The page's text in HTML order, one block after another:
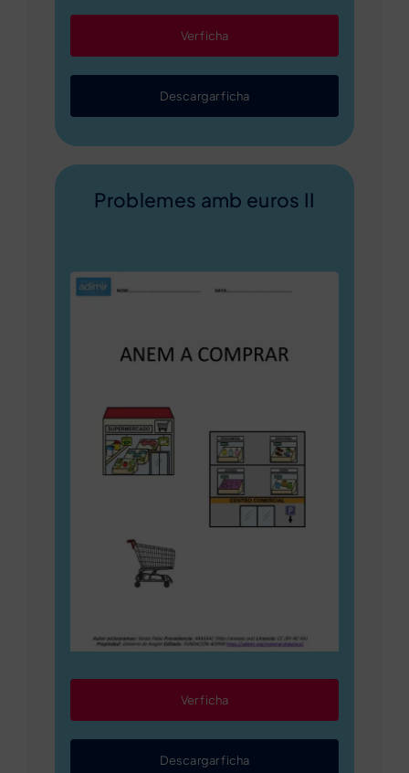
Ver ficha
Descargar ficha
Problemes amb euros II
Ver ficha
Descargar ficha